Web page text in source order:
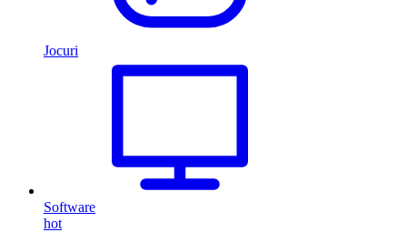
Jocuri
Software
hot